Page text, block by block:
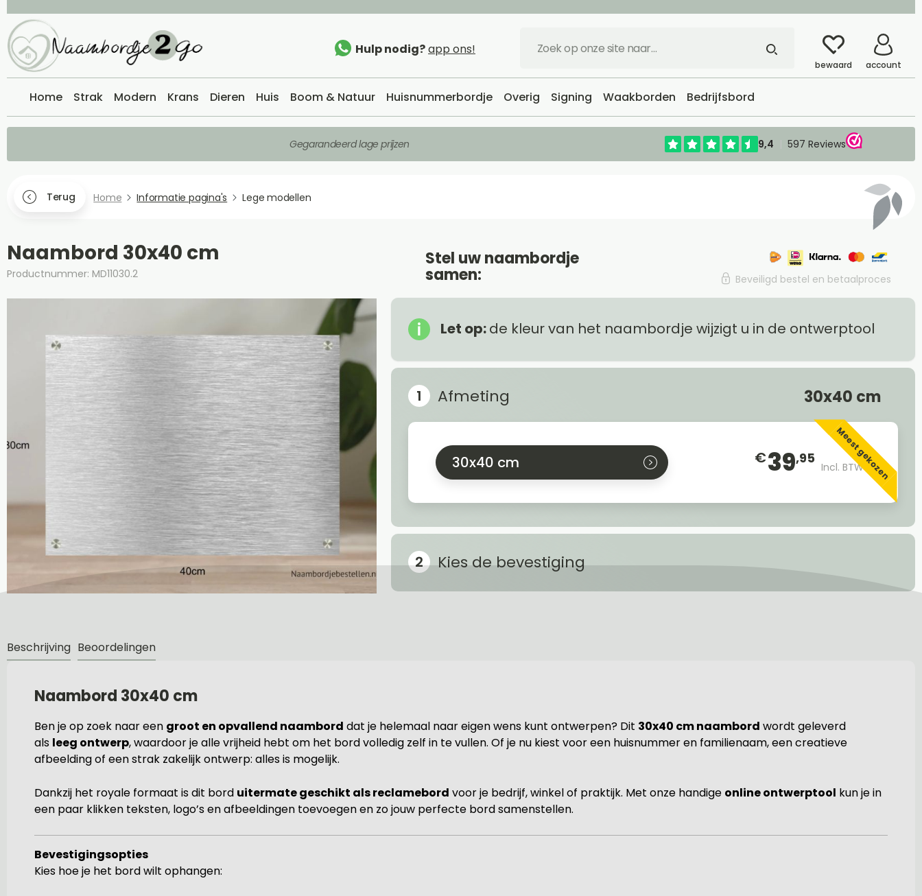
Hulp nodig?app ons!
bewaard account
Home Strak Modern Krans Dieren Huis Boom & Natuur Huisnummerbordje Overig Signing Waakborden Bedrijfsbord
Gegarandeerd lage prijzen
Terug Home Informatie pagina's Lege modellen
Naambord 30x40 cm
Productnummer: MD11030.2
Stel uw naambordje
samen: Beveiligd bestel en betaalproces
Let op:de kleur van het naambordje wijzigt u in de ontwerptool
Afmeting 30x40 cm
Meest gekozen
30x40 cm €39,95
Incl. BTW
Kies de bevestiging
Beschrijving Beoordelingen
Naambord 30x40 cm
Ben je op zoek naar een groot en opvallend naambord dat je helemaal naar eigen wens kunt ontwerpen? Dit 30x40 cm naambord wordt geleverd
als leeg ontwerp, waardoor je alle vrijheid hebt om het bord volledig zelf in te vullen. Of je nu kiest voor een huisnummer en familienaam, een creatieve
afbeelding of een strak zakelijk ontwerp: alles is mogelijk.
Dankzij het royale formaat is dit bord uitermate geschikt als reclamebord voor je bedrijf, winkel of praktijk. Met onze handige online ontwerptool kun je in
een paar klikken teksten, logo’s en afbeeldingen toevoegen en zo jouw perfecte bord samenstellen.
Bevestigingsopties
Kies hoe je het bord wilt ophangen: